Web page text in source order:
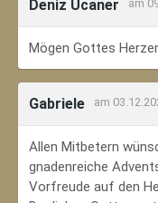
Deniz Ucaner am
Mögen Gottes
Gabriele am
Allen Mitbetern
gnadenreiche
Vorfreude auf den